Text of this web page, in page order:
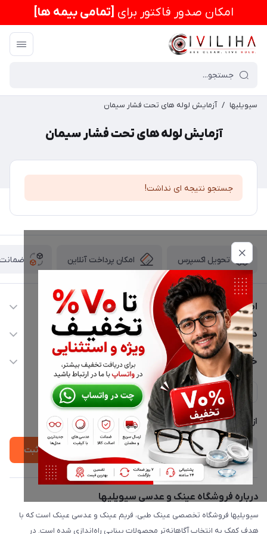
امكان صدور فاکتور برای [تمامی بیمه ها]
سیویلیها / آزمایش لوله های تحت فشار سیمان
آزمایش لوله های تحت فشار سیمان
جستجو نتیجه ای نداشت!
تحویل اکسپرس امکان پرداخت آنلاین ضمانت
اطلاعات تماس
02177116909
info@civiliha.com
ارسال فوری در تهران + ارسال به سراسر کشور
دسترسی سریع
حساب کاربری
مجله فروشگاه
لیست محصولات
درباره ما
خدمات مشتریان
حریم خصوصی
پشتیبانی واتساپ 09397003162
از جدید‌ترین تخفیف‌ها با‌ خبر شوید
ثبت
درباره فروشگاه عینک و عدسی سیویلیها
سیویلیها فروشگاه تخصصی عینک طبی، فریم عینک و عدسی عینک است که با
هدف کمک به انتخاب آگاهانه‌تر محصولات بینایی راه‌اندازی شده است. در